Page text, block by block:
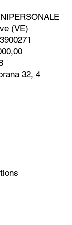
32, 4
(VE)